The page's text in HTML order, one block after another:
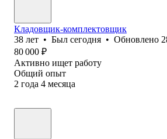
Кладовщик-комплектовщик
38 лет • Был сегодня • Обновлено
80 000 ₽
Активно ищет работу
Общий опыт
2 года 4 месяца